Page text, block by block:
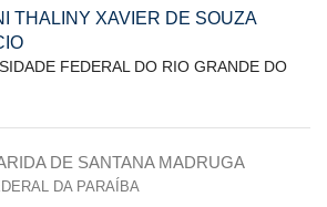
THALINY XAVIER DE SOUZA
FEDERAL DO RIO GRANDE DO
DE SANTANA MADRUGA
DA PARAÍBA